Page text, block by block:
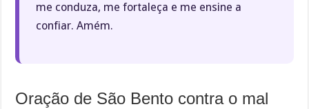
me conduza, me fortaleça e me ensine a
confiar. Amém.
Oração de São Bento contra o mal